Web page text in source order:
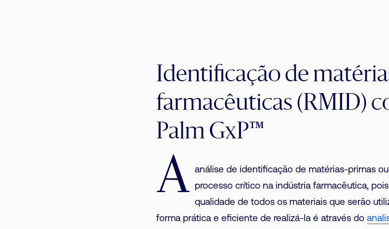
Identificação de
farmacêuticas (RMID)
Palm GxP™
A análise de identificação de matérias-primas
processo crítico na indústria farmacêutica,
qualidade de todos os materiais que serão
forma prática e eficiente de realizá-la é através do